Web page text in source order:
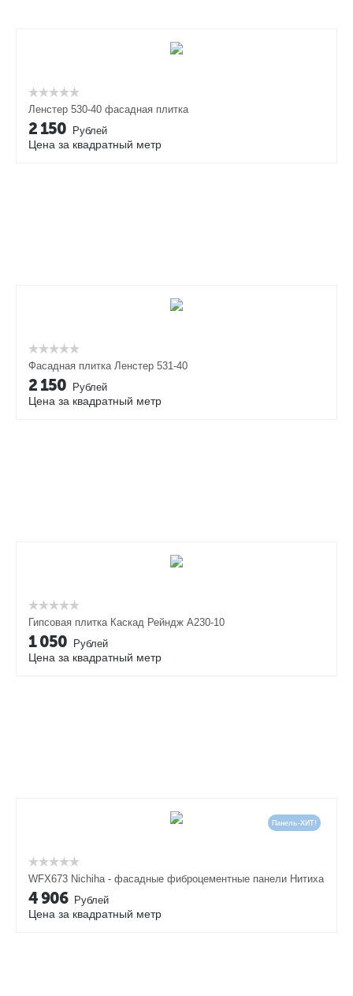
Ленстер 530-40 фасадная плитка
2 150 Рублей
Цена за квадратный метр
Фасадная плитка Ленстер 531-40
2 150 Рублей
Цена за квадратный метр
Гипсовая плитка Каскад Рейндж А230-10
1 050 Рублей
Цена за квадратный метр
Панель-ХИТ!
WFX673 Nichiha - фасадные фиброцементные панели Нитиха
4 906 Рублей
Цена за квадратный метр